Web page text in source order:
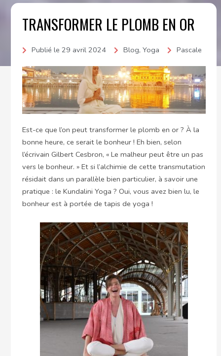
TRANSFORMER LE PLOMB EN OR
Publié le 29 avril 2024 Blog, Yoga Pascale
Est-ce que l’on peut transformer le plomb en or ? À la
bonne heure, ce serait le bonheur ! Eh bien, selon
l’écrivain Gilbert Cesbron, « Le malheur peut être un pas
vers le bonheur. » Et si l’alchimie de cette transmutation
résidait dans un parallèle bien particulier, à savoir une
pratique : le Kundalini Yoga ? Oui, vous avez bien lu, le
bonheur est à portée de tapis de yoga !